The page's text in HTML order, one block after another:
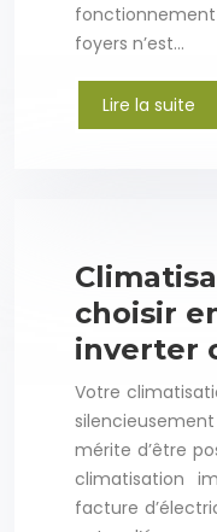
fonctionnement
foyers n’est…
Lire la suite
choisir
inverter
Votre
mérite d’être
climatisation
facture